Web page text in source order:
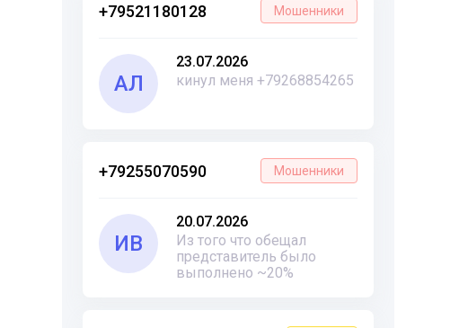
+79521180128 Мошенники
АЛ
23.07.2026
кинул меня +79268854265
+79255070590 Мошенники
ИВ
20.07.2026
Из того что обещал
представитель было
выполнено ~20%